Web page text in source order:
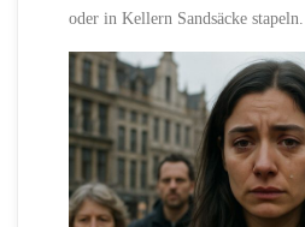
oder in Kellern Sandsäcke stapeln.